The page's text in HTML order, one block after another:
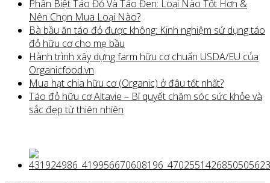
Phân Biệt Táo Đỏ Và Táo Đen: Loại Nào Tốt Hơn &
Nên Chọn Mua Loại Nào?
Bà bầu ăn táo đỏ được không: Kinh nghiệm sử dụng táo
đỏ hữu cơ cho mẹ bầu
Hành trình xây dựng farm hữu cơ chuẩn USDA/EU của
Organicfood.vn
Mua hạt chia hữu cơ (Organic) ở đâu tốt nhất?
Táo đỏ hữu cơ Altavie – Bí quyết chăm sóc sức khỏe và
sắc đẹp từ thiên nhiên